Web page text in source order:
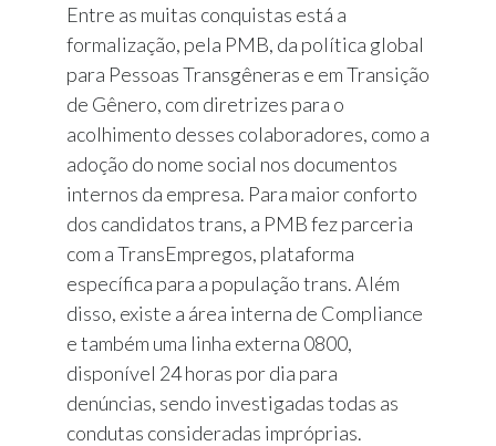
Entre as muitas conquistas está a
formalização, pela PMB, da política global
para Pessoas Transgêneras e em Transição
de Gênero, com diretrizes para o
acolhimento desses colaboradores, como a
adoção do nome social nos documentos
internos da empresa. Para maior conforto
dos candidatos trans, a PMB fez parceria
com a TransEmpregos, plataforma
específica para a população trans. Além
disso, existe a área interna de Compliance
e também uma linha externa 0800,
disponível 24 horas por dia para
denúncias, sendo investigadas todas as
condutas consideradas impróprias.